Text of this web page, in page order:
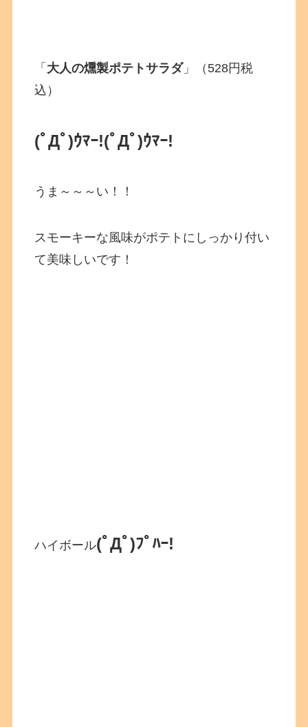
「 大人の燻製ポテトサラダ」（528円税
込）
(ﾟДﾟ)ｳﾏｰ!(ﾟДﾟ)ｳﾏｰ!
うま～～～い！！
スモーキーな風味がポテトにしっかり付い
て美味しいです！
ハイボール(ﾟДﾟ)ﾌﾟﾊｰ!